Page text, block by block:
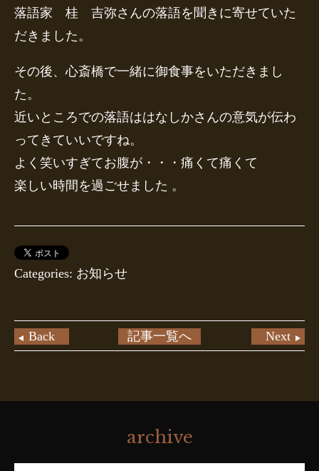
落語家 桂 吉弥さんの落語を聞きに寄せていた
だきました。
その後、心斎橋で一緒に御食事をいただきまし
た。
近いところでの落語ははなしかさんの意気が伝わ
ってきていいですね。
よく笑いすぎてお腹が・・・痛くて痛くて
楽しい時間を過ごせました 。
Categories: お知らせ
記事一覧へ
Back Next
archive